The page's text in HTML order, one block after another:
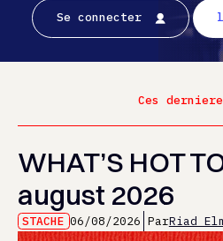
Se connecter
Ces
WHAT’S HOT
august 2026
STACHE 06/08/2026 ParRiad